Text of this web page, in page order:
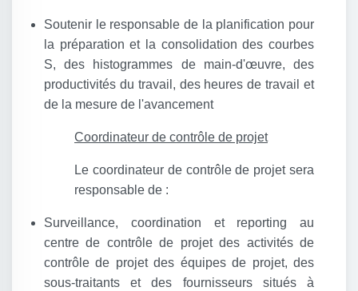
Soutenir le responsable de la planification pour
la préparation et la consolidation des courbes
S, des histogrammes de main-d'œuvre, des
productivités du travail, des heures de travail et
de la mesure de l'avancement
Coordinateur de contrôle de projet
Le coordinateur de contrôle de projet sera
responsable de :
Surveillance, coordination et reporting au
centre de contrôle de projet des activités de
contrôle de projet des équipes de projet, des
sous-traitants et des fournisseurs situés à